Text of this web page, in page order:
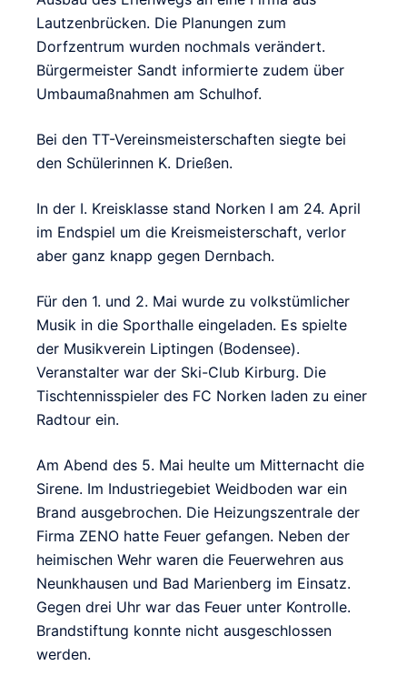
Lautzenbrücken. Die Planungen zum
Dorfzentrum wurden nochmals verändert.
Bürgermeister Sandt informierte zudem über
Umbaumaßnahmen am Schulhof.
Bei den TT-Vereinsmeisterschaften siegte bei
den Schülerinnen K. Drießen.
In der I. Kreisklasse stand Norken I am 24. April
im Endspiel um die Kreismeisterschaft, verlor
aber ganz knapp gegen Dernbach.
Für den 1. und 2. Mai wurde zu volkstümlicher
Musik in die Sporthalle eingeladen. Es spielte
der Musikverein Liptingen (Bodensee).
Veranstalter war der Ski-Club Kirburg. Die
Tischtennisspieler des FC Norken laden zu einer
Radtour ein.
Am Abend des 5. Mai heulte um Mitternacht die
Sirene. Im Industriegebiet Weidboden war ein
Brand ausgebrochen. Die Heizungszentrale der
Firma ZENO hatte Feuer gefangen. Neben der
heimischen Wehr waren die Feuerwehren aus
Neunkhausen und Bad Marienberg im Einsatz.
Gegen drei Uhr war das Feuer unter Kontrolle.
Brandstiftung konnte nicht ausgeschlossen
werden.